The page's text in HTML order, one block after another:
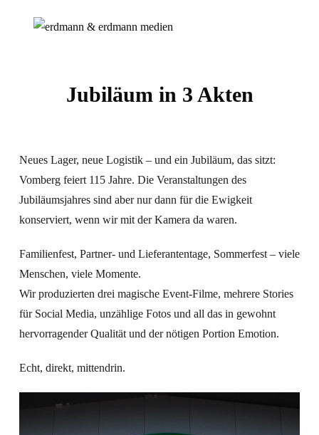
Jubiläum in 3 Akten
Neues Lager, neue Logistik – und ein Jubiläum, das sitzt:
Vomberg feiert 115 Jahre. Die Veranstaltungen des
Jubiläumsjahres sind aber nur dann für die Ewigkeit
konserviert, wenn wir mit der Kamera da waren.
Familienfest, Partner- und Lieferantentage, Sommerfest – viele
Menschen, viele Momente.
Wir produzierten drei magische Event-Filme, mehrere Stories
für Social Media, unzählige Fotos und all das in gewohnt
hervorragender Qualität und der nötigen Portion Emotion.
Echt, direkt, mittendrin.